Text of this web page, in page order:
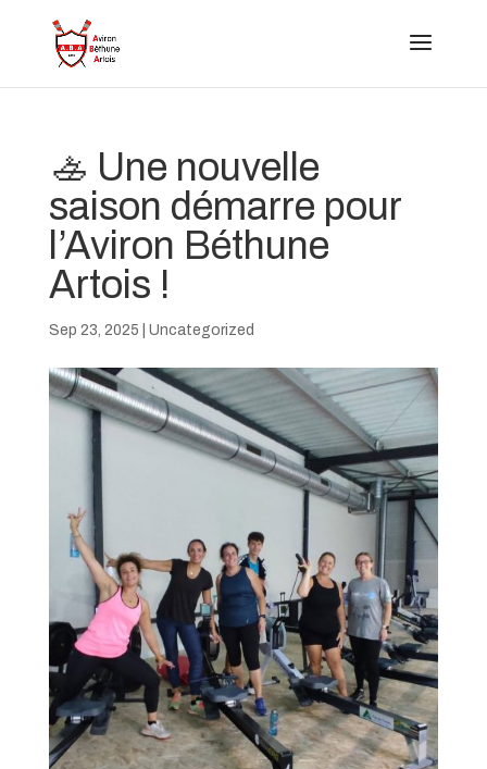
🚣 Une nouvelle
saison démarre pour
l’Aviron Béthune
Artois !
Sep 23, 2025 Uncategorized